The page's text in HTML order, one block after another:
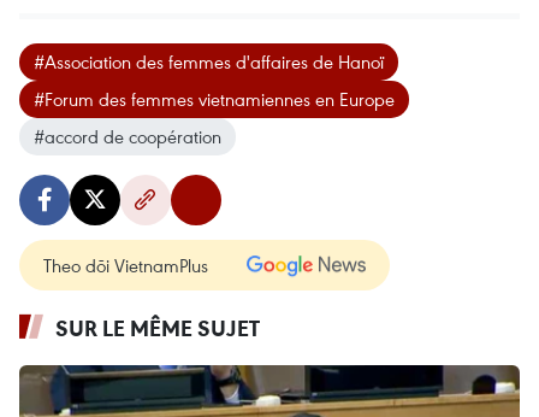
#Association des femmes d'affaires de Hanoï
#Forum des femmes vietnamiennes en Europe
#accord de coopération
Theo dõi VietnamPlus
SUR LE MÊME SUJET